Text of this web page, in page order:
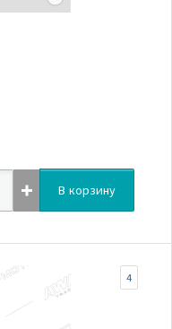
В корзину
4